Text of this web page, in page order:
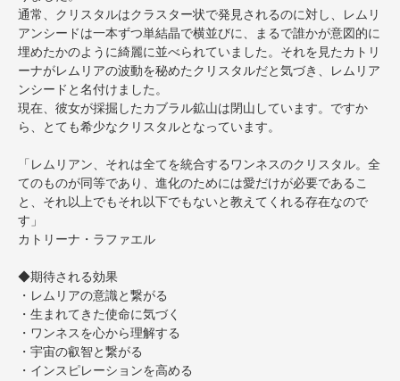
通常、クリスタルはクラスター状で発見されるのに対し、レムリ
アンシードは一本ずつ単結晶で横並びに、まるで誰かが意図的に
埋めたかのように綺麗に並べられていました。それを見たカトリ
ーナがレムリアの波動を秘めたクリスタルだと気づき、レムリア
ンシードと名付けました。
現在、彼女が採掘したカブラル鉱山は閉山しています。ですか
ら、とても希少なクリスタルとなっています。
「レムリアン、それは全てを統合するワンネスのクリスタル。全
てのものが同等であり、進化のためには愛だけが必要であるこ
と、それ以上でもそれ以下でもないと教えてくれる存在なので
す」
カトリーナ・ラファエル
◆期待される効果
・レムリアの意識と繋がる
・生まれてきた使命に気づく
・ワンネスを心から理解する
・宇宙の叡智と繋がる
・インスピレーションを高める